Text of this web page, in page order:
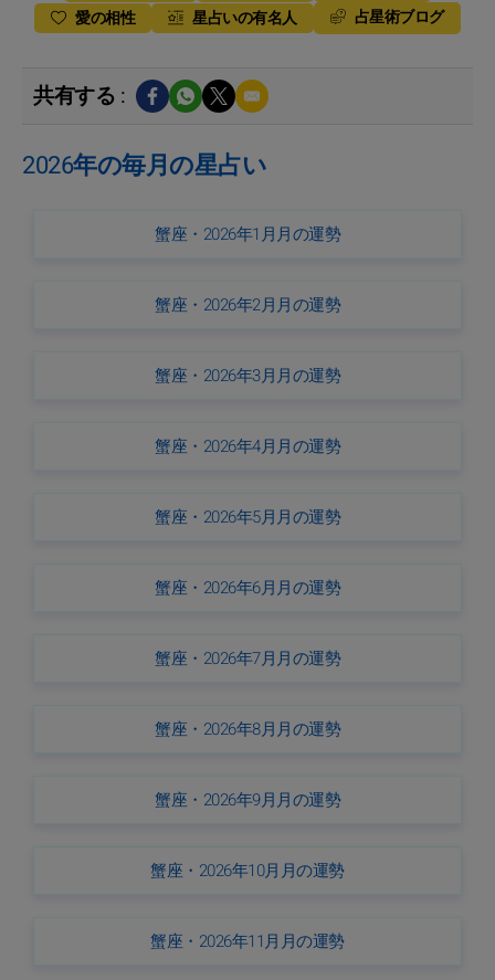
愛の相性
星占いの有名人 占星術ブログ
共有する :
2026年の毎月の星占い
蟹座・2026年1月月の運勢
蟹座・2026年2月月の運勢
蟹座・2026年3月月の運勢
蟹座・2026年4月月の運勢
蟹座・2026年5月月の運勢
蟹座・2026年6月月の運勢
蟹座・2026年7月月の運勢
蟹座・2026年8月月の運勢
蟹座・2026年9月月の運勢
蟹座・2026年10月月の運勢
蟹座・2026年11月月の運勢